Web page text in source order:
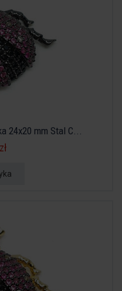
24x20 mm Stal C...